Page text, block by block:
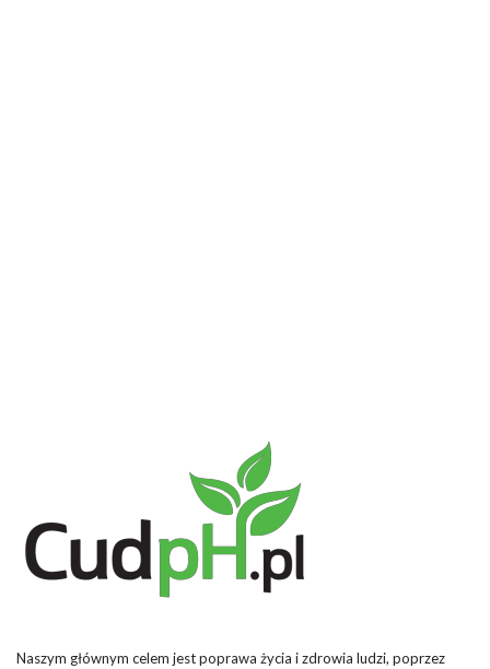
Naszym głównym celem jest poprawa życia i zdrowia ludzi, poprzez